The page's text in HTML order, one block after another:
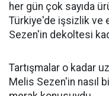
her gün çok sayıda
Türkiye'de işsizlik ve
Sezen'in dekoltesi
Tartışmalar o kadar
Melis Sezen'in nasıl